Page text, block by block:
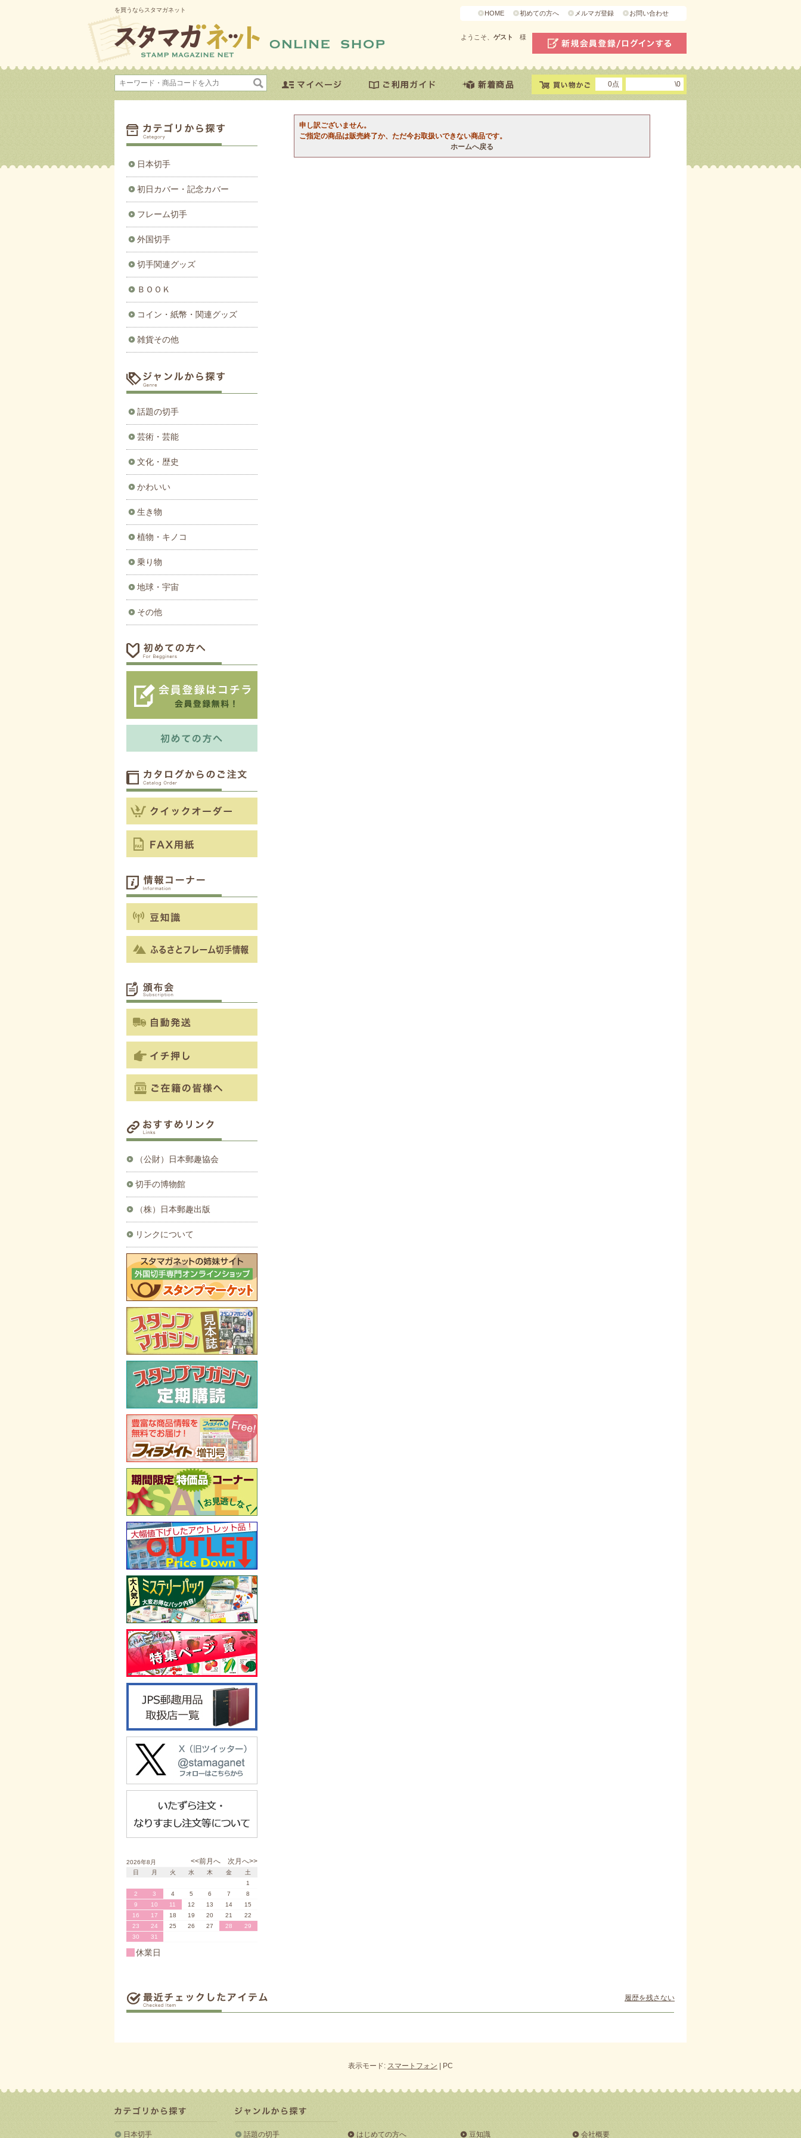
を買うならスタマガネット HOME 初めての方へ メルマガ登録 お問い合わせ
ようこそ、 ゲスト 様
0点 \0
申し訳ございません。
ご指定の商品は販売終了か、ただ今お取扱いできない商品です。
ホームへ戻る
日本切手
初日カバー・記念カバー
フレーム切手
外国切手
切手関連グッズ
ＢＯＯＫ
コイン・紙幣・関連グッズ
雑貨その他
話題の切手
芸術・芸能
文化・歴史
かわいい
生き物
植物・キノコ
乗り物
地球・宇宙
その他
（公財）日本郵趣協会
切手の博物館
（株）日本郵趣出版
リンクについて
<<前月へ 次月へ>>
2026年8月
日
月 火 水 木 金
土
1
2
3 4 5 6 7
8
9
10 11 12 13 14
15
16
17 18 19 20 21
22
23
24 25 26 27 28
29
30
31
休業日
履歴を残さない
表示モード: スマートフォン | PC
日本切手 話題の切手 はじめての方へ 豆知識 会社概要